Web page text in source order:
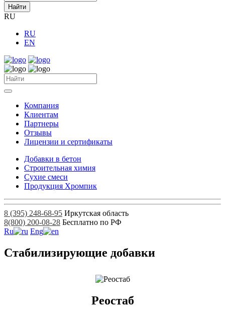
Найти
RU
RU
EN
Компания
Клиентам
Партнеры
Отзывы
Лицензии и сертификаты
Добавки в бетон
Строительная химия
Сухие смеси
Продукция Хромпик
8 (395) 248-68-95 Иркутская область
8(800) 200-08-28 Бесплатно по РФ
Ru
Eng
Стабилизирующие добавки
Реостаб